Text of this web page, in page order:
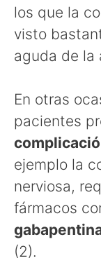
los que la
visto
aguda de la
En otras
pacientes
ejemplo la
nerviosa,
fármacos
(2).